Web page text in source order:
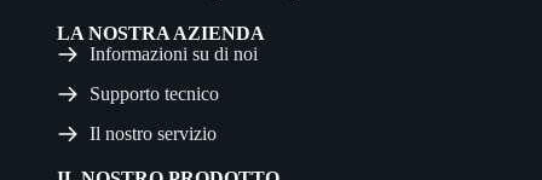
LA NOSTRA AZIENDA
Informazioni su di noi
Supporto tecnico
Il nostro servizio